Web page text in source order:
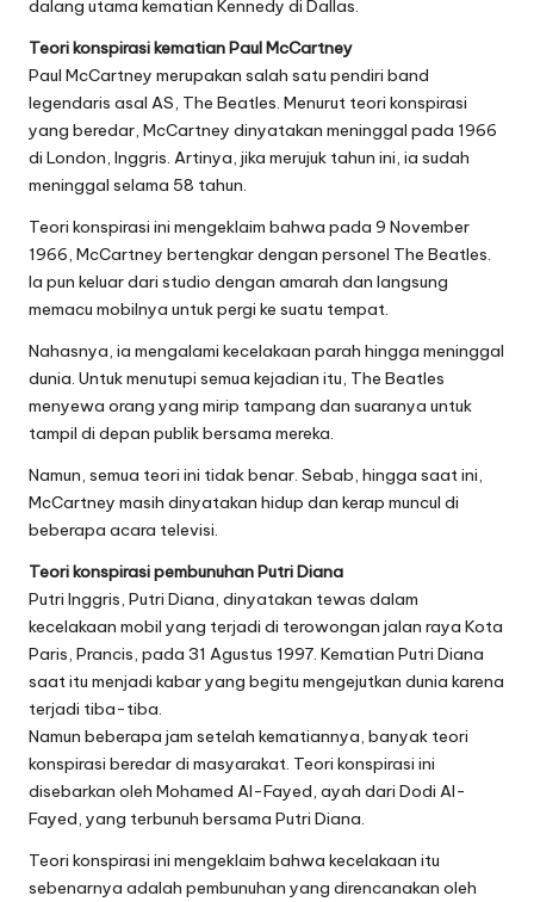
dalang utama kematian Kennedy di Dallas.
Teori konspirasi kematian Paul McCartney
Paul McCartney merupakan salah satu pendiri band
legendaris asal AS, The Beatles. Menurut teori konspirasi
yang beredar, McCartney dinyatakan meninggal pada 1966
di London, Inggris. Artinya, jika merujuk tahun ini, ia sudah
meninggal selama 58 tahun.
Teori konspirasi ini mengeklaim bahwa pada 9 November
1966, McCartney bertengkar dengan personel The Beatles.
Ia pun keluar dari studio dengan amarah dan langsung
memacu mobilnya untuk pergi ke suatu tempat.
Nahasnya, ia mengalami kecelakaan parah hingga meninggal
dunia. Untuk menutupi semua kejadian itu, The Beatles
menyewa orang yang mirip tampang dan suaranya untuk
tampil di depan publik bersama mereka.
Namun, semua teori ini tidak benar. Sebab, hingga saat ini,
McCartney masih dinyatakan hidup dan kerap muncul di
beberapa acara televisi.
Teori konspirasi pembunuhan Putri Diana
Putri Inggris, Putri Diana, dinyatakan tewas dalam
kecelakaan mobil yang terjadi di terowongan jalan raya Kota
Paris, Prancis, pada 31 Agustus 1997. Kematian Putri Diana
saat itu menjadi kabar yang begitu mengejutkan dunia karena
terjadi tiba-tiba.
Namun beberapa jam setelah kematiannya, banyak teori
konspirasi beredar di masyarakat. Teori konspirasi ini
disebarkan oleh Mohamed Al-Fayed, ayah dari Dodi Al-
Fayed, yang terbunuh bersama Putri Diana.
Teori konspirasi ini mengeklaim bahwa kecelakaan itu
sebenarnya adalah pembunuhan yang direncanakan oleh